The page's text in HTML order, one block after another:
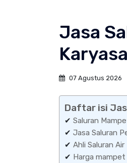
Jasa
07 Agustus 2026
Daftar isi
✔ Saluran
✔ Jasa Saluran
✔ Ahli Saluran
✔ Harga mampet